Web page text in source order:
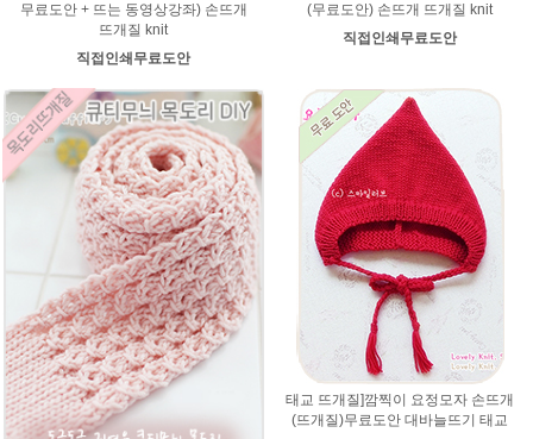
무료도안 + 뜨는 동영상강좌) 손뜨개
뜨개질 knit
직접인쇄무료도안
(무료도안) 손뜨개 뜨개질 knit
직접인쇄무료도안
태교 뜨개질]깜찍이 요정모자 손뜨개
(뜨개질)무료도안 대바늘뜨기 태교